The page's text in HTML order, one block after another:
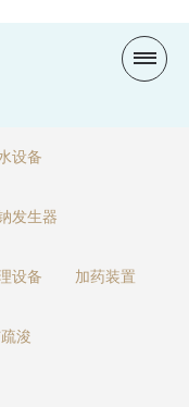
设备
发生器
设备 加药装置
浚